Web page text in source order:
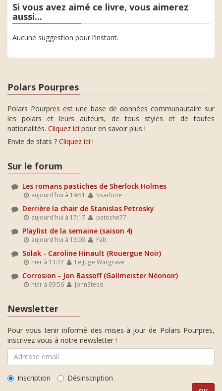
Si vous avez aimé ce livre, vous aimerez
aussi...
Aucune suggestion pour l'instant.
Polars Pourpres
Polars Pourpres est une base de données communautaire sur
les polars et leurs auteurs, de tous styles et de toutes
nationalités. Cliquez ici pour en savoir plus !
Envie de stats ? Cliquez ici !
Sur le forum
Les romans pastiches de Sherlock Holmes
aujourd'hui à 19:51 Ssarlotte
Derrière la chair de Stanislas Petrosky
aujourd'hui à 17:17 patoche77
Playlist de la semaine (saison 4)
aujourd'hui à 13:03 Fab
Solak - Caroline Hinault (Rouergue Noir)
hier à 13:27 Le Juge Wargrave
Corrosion - Jon Bassoff (Gallmeister Néonoir)
hier à 09:56 JohnSteed
Newsletter
Pour vous tenir informé des mises-à-jour de Polars Pourpres,
inscrivez-vous à notre newsletter !
Inscription Désinscription